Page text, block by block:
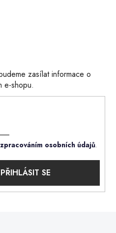
zasílat informace o
e-shopu.
zpracováním osobních údajů.
PŘIHLÁSIT SE